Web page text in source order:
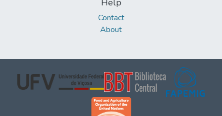
Help
Contact
About